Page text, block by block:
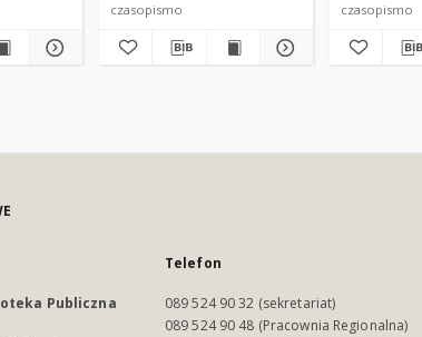
czasopismo czasopismo
Publiczna
Telefon
089 524 90 32 (sekretariat)
089 524 90 48 (Pracownia Regionalna)